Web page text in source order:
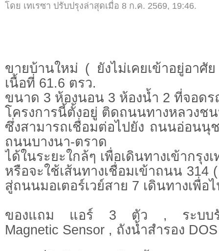
โดย เทเรซา ปรับปรุงล่าสุดเมื่อ 8 ก.ค. 2569, 19:46.
ขายบ้านใหม่ ( ยังไม่เคยเข้าอยู่อา
เนื้อที่ 61.6 ตรว.
ขนาด 3 ห้องนอน 3 ห้องน้ำ 2 ที่จอดร
โครงการนี้ตั้งอยู่ ติดถนนทางหลวงช
ซึ่งสามารถเชื่อมต่อไปยัง ถนนอ่อนนุ
ถนนบางนา-ตราด
ได้ในระยะใกล้ๆ เพื่อเดินทางเข้ากรุง
หรือจะใช้เส้นทางเชื่อมเข้าถนน 314
สู่ถนนมอเตอร์เวย์สาย 7 เดินทางเพื่อ
ของแถม แอร์ 3 ตัว , ระบบรัก
Magnetic Sensor , ถังน้ำสำรอง